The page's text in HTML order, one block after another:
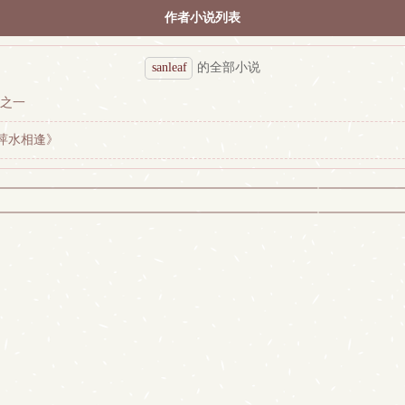
作者小说列表
sanleaf 的全部小说
一
相逢》